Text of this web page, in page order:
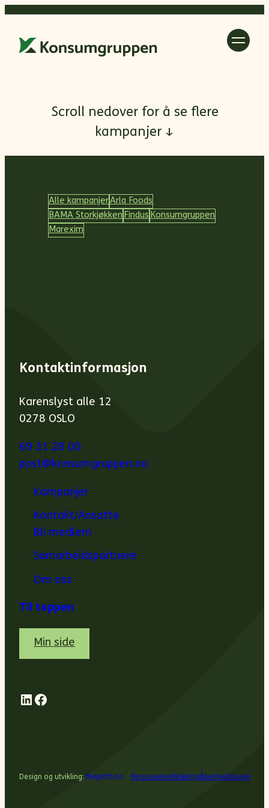
Hopp
innhold
Scroll nedover for å se flere
kampanjer ↓
Alle kampanjerArla Foods
BAMA Storkjøkken Findus Konsumgruppen
Marexim
Kontaktinformasjon
Karenslyst alle 12
0278 OSLO
69 31 28 00
post@konsumgruppen.no
Kampanjer
Kontakt/Ansatte
Bli medlem
Samarbeidspartnere
Om oss
Til toppen
Min side
LinkedIn Facebook
Design og utvikling: thepitch.no PersonvernerklæringÅpenhetsloven